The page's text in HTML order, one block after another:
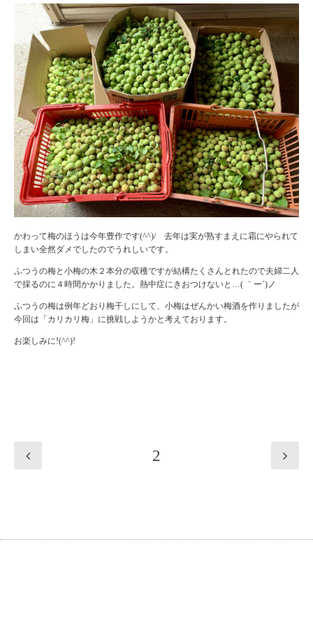
かわって梅のほうは今年豊作です(^^)/ 去年は実が熟すまえに霜にやられて
しまい全然ダメでしたのでうれしいです。
ふつうの梅と小梅の木２本分の収穫ですが結構たくさんとれたので夫婦二人
で採るのに４時間かかりました。熱中症にきおつけないと…( ｀ー´)ノ
ふつうの梅は例年どおり梅干しにして、小梅はぜんかい梅酒を作りましたが
今回は「カリカリ梅」に挑戦しようかと考えております。
お楽しみに!(^^)!
2